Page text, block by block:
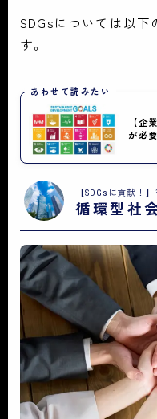
SDGsについては以下
す。
あわせて読みたい
【企
が必
【SDGsに貢献！
循環型社